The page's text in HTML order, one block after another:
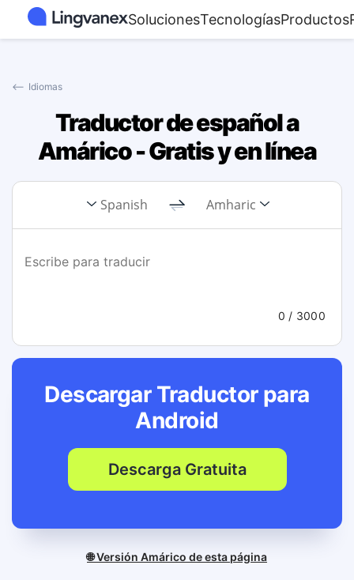
SolucionesTecnologíasProductos
⟵ Idiomas
Traductor de español a
Amárico - Gratis y en línea
Spanish Amharic
0 / 3000
Descargar Traductor para
Android
Descarga Gratuita